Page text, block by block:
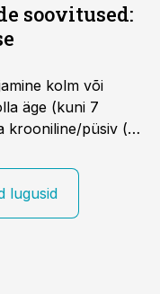
soovitused:
kolm või
äge (kuni 7
krooniline/püsiv (>
oksendamine ja
lugusid